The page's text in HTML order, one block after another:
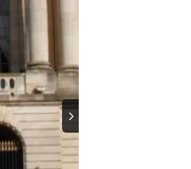
Suivant